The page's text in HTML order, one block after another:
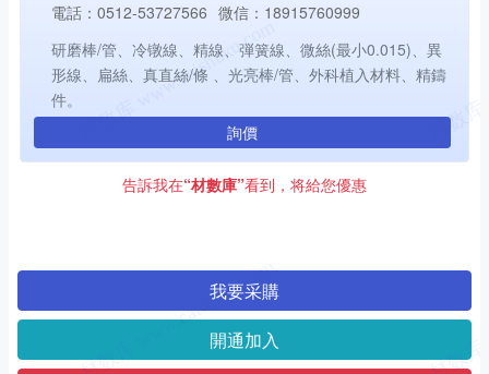
電話： 0512-53727566 微信： 18915760999
研磨棒/管、冷镦線、精線、弾簧線、微絲(最小0.015)、異
形線、扁絲、真直絲/條 、光亮棒/管、外科植入材料、精鑄
件。
詢價
告訴我在“材數庫”看到，将給您優惠
我要采購
開通加入